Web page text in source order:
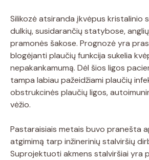
Silikozė atsiranda įkvėpus kristalinio
dulkių, susidarančių statybose,
pramonės šakose. Prognozė yra
blogėjanti plaučių funkcija sukelia
nepakankamumą. Dėl šios ligos
tampa labiau pažeidžiami plaučių
obstrukcinės plaučių ligos,
vėžio.
Pastaraisiais metais buvo pranešta
atgimimą tarp inžinerinių stalviršių
Suprojektuoti akmens stalviršiai yra